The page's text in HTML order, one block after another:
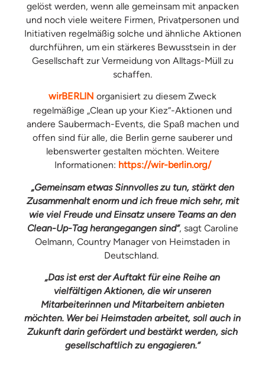
gelöst werden, wenn alle gemeinsam mit anpacken
und noch viele weitere Firmen, Privatpersonen und
Initiativen regelmäßig solche und ähnliche Aktionen
durchführen, um ein stärkeres Bewusstsein in der
Gesellschaft zur Vermeidung von Alltags-Müll zu
schaffen.
wirBERLIN organisiert zu diesem Zweck
regelmäßige „Clean up your Kiez“-Aktionen und
andere Saubermach-Events, die Spaß machen und
offen sind für alle, die Berlin gerne sauberer und
lebenswerter gestalten möchten. Weitere
Informationen: https://wir-berlin.org/
„Gemeinsam etwas Sinnvolles zu tun, stärkt den
Zusammenhalt enorm und ich freue mich sehr, mit
wie viel Freude und Einsatz unsere Teams an den
Clean-Up-Tag herangegangen sind“, sagt Caroline
Oelmann, Country Manager von Heimstaden in
Deutschland.
„Das ist erst der Auftakt für eine Reihe an
vielfältigen Aktionen, die wir unseren
Mitarbeiterinnen und Mitarbeitern anbieten
möchten. Wer bei Heimstaden arbeitet, soll auch in
Zukunft darin gefördert und bestärkt werden, sich
gesellschaftlich zu engagieren.“